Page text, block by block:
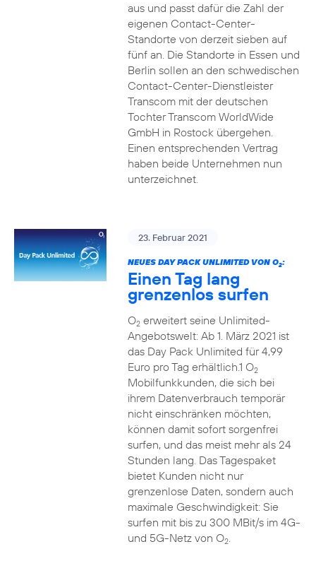
aus und passt dafür die Zahl der
eigenen Contact-Center-
Standorte von derzeit sieben auf
fünf an. Die Standorte in Essen und
Berlin sollen an den schwedischen
Contact-Center-Dienstleister
Transcom mit der deutschen
Tochter Transcom WorldWide
GmbH in Rostock übergehen.
Einen entsprechenden Vertrag
haben beide Unternehmen nun
unterzeichnet.
23. Februar 2021
NEUES DAY PACK UNLIMITED VON O2:
Einen Tag lang
grenzenlos surfen
O2erweitert seine Unlimited-
Angebotswelt: Ab 1. März 2021 ist
das Day Pack Unlimited für 4,99
Euro pro Tag erhältlich.1 O2
Mobilfunkkunden, die sich bei
ihrem Datenverbrauch temporär
nicht einschränken möchten,
können damit sofort sorgenfrei
surfen, und das meist mehr als 24
Stunden lang. Das Tagespaket
bietet Kunden nicht nur
grenzenlose Daten, sondern auch
maximale Geschwindigkeit: Sie
surfen mit bis zu 300 MBit/s im 4G-
und 5G-Netz von O2.